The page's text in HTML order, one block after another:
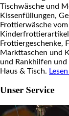
Tischwäsche und
Kissenfüllungen,
Frottierwäsche
Frottiergeschenke,
Markttaschen und
und Rankhilfen und
Haus & Tisch.
Unser Service